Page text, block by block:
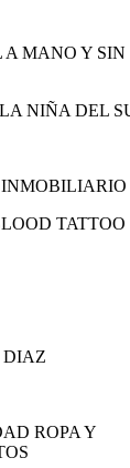
MANO Y SIN
NIÑA DEL
TATTOO
DIAZ
ROPA Y